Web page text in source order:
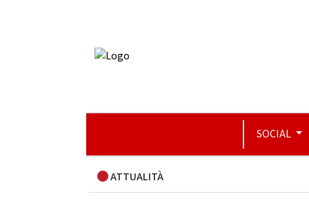
SOCIAL
ATTUALITÀ